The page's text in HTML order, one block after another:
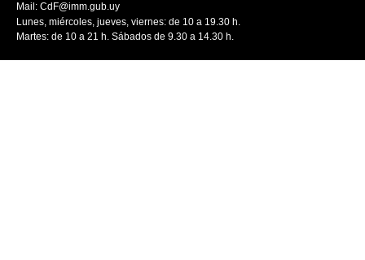
Mail: CdF@imm.gub.uy
Lunes, miércoles, jueves, viernes: de 10 a 19.30 h.
Martes: de 10 a 21 h. Sábados de 9.30 a 14.30 h.